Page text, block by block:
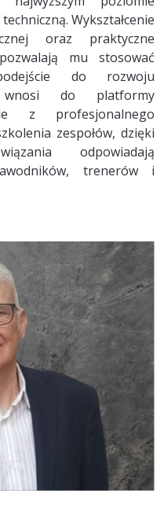
Wykształcenie
oraz praktyczne
mu stosować
do rozwoju
wnosi do platformy
z profesjonalnego
zespołów, dzięki
odpowiadają
trenerów i